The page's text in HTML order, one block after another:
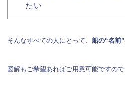
たい
そんなすべての人にとって、 船の“名前
図解もご希望あればご用意可能ですの